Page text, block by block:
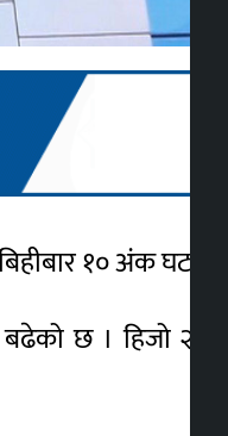
१० अंक घट्यो ।
छ । हिजो २ अर्ब